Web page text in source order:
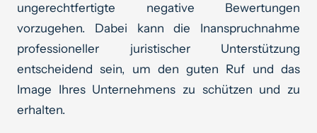
ungerechtfertigte negative Bewertungen
vorzugehen. Dabei kann die Inanspruchnahme
professioneller juristischer Unterstützung
entscheidend sein, um den guten Ruf und das
Image Ihres Unternehmens zu schützen und zu
erhalten.